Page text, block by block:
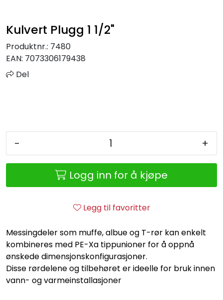
Kulvert Plugg 1 1/2"
Produktnr.: 7480
EAN: 7073306179438
Del
- +
Logg inn for å kjøpe
Legg til favoritter
Messingdeler som muffe, albue og T-rør kan enkelt
kombineres med PE-Xa tippunioner for å oppnå
ønskede dimensjonskonfigurasjoner.
Disse rørdelene og tilbehøret er ideelle for bruk innen
vann- og varmeinstallasjoner
Vannbehandling
Varmeanlegg
Retur/reklamasjon